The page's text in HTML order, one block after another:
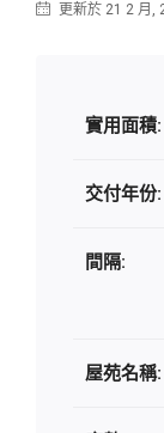
更新於 21 2 月,
實用面積:
交付年份:
間隔:
屋苑名稱: